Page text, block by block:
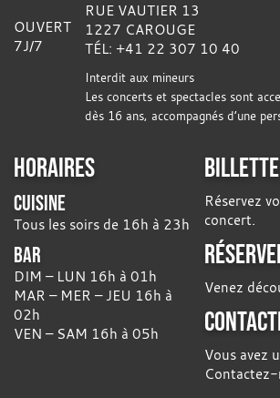
OUVERT
7J/7
RUE VAUTIER 13
1227 CAROUGE
TÉL: +41 22 307 10 40
Interdit aux mineurs
Les concerts et spectacles sont
dès 16 ans, accompagnés d’une
HORAIRES
CUISINE
Tous les soirs de 16h à 23h
BAR
DIM – LUN 16h à 01h
MAR – MER – JEU 16h à
02h
VEN – SAM 16h à 05h
Réservez
concert.
Venez
Vous avez